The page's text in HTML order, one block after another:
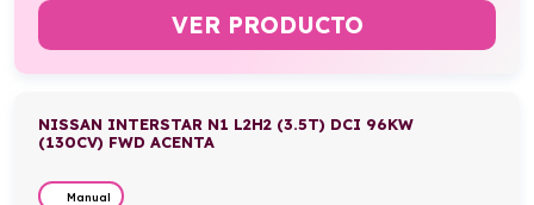
VER PRODUCTO
NISSAN INTERSTAR N1 L2H2 (3.5T) DCI 96KW
(130CV) FWD ACENTA
Manual